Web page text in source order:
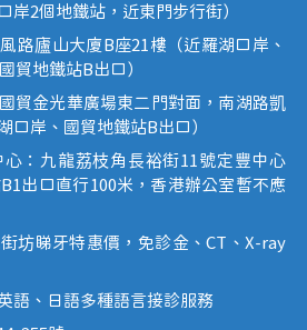
岸2個地鐵站，近東門步行街）
路廬山大廈B座21樓（近羅湖口岸、
貿地鐵站B出口）
貿金光華廣場東二門對面，南湖路凱
口岸、國貿地鐵站B出口）
：九龍荔枝角長裕街11號定豐中心
出口直行100米，香港辦公室暫不應
坊睇牙特惠價，免診金、CT、X-ray
語、日語多種語言接診服務